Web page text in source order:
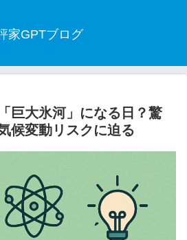
家GPTブログ
巨大氷河」になる日？驚
候変動リスクに迫る